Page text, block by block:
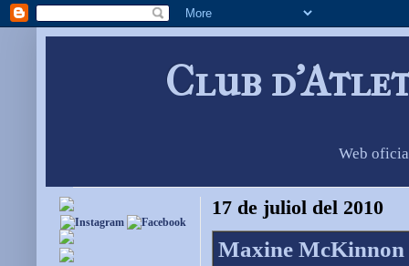
Club
Web
17 de juliol del 2010
Maxine McKinnon